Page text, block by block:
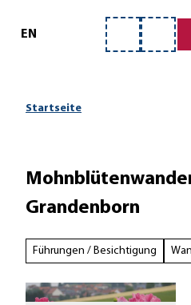
EN
Merkzettel
Suche
Startseite
Grandenborn
Führungen / Besichtigung